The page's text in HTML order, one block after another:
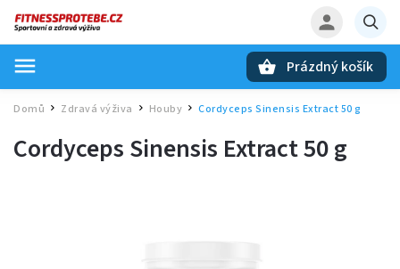
Prázdný košík
Domů / Zdravá výživa Houby / Cordyceps Sinensis Extract 50 g
Cordyceps Sinensis Extract 50 g